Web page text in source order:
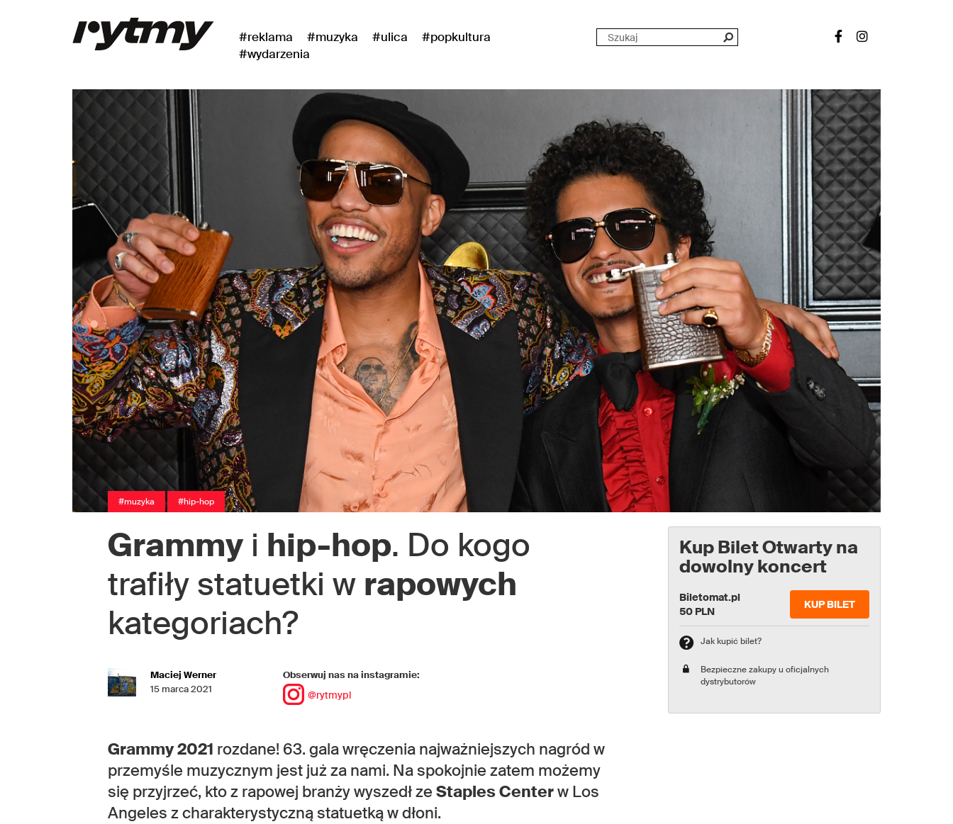
#reklama #muzyka #ulica
#popkultura
#wydarzenia
#muzyka #hip-hop
Grammyi hip-hop. Do kogo
trafiły statuetki w rapowych
kategoriach?
Maciej Werner
15 marca 2021
Obserwuj nas na instagramie:
@rytmypl
Grammy2021 rozdane! 63. gala wręczenia najważniejszych nagród w
przemyśle muzycznym jest już za nami. Na spokojnie zatem możemy
się przyjrzeć, kto z rapowej branży wyszedł ze Staples Centerw Los
Angeles z charakterystyczną statuetką w dłoni.
Kup Bilet Otwarty na
dowolny koncert
Biletomat.pl
50 PLN
KUP BILET
Jak kupić bilet?
Bezpieczne zakupy u oficjalnych
dystrybutorów